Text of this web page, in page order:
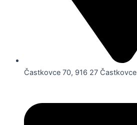
Častkovce 70, 916 27 Častkovce